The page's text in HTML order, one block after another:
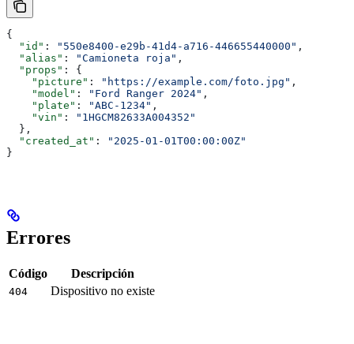
{
  "id"
: "550e8400-e29b-41d4-a716-446655440000" ,
  "alias"
: "Camioneta roja" ,
  "props"
: {
    "picture"
: "https://example.com/foto.jpg" ,
    "model"
: "Ford Ranger 2024" ,
    "plate"
: "ABC-1234" ,
    "vin"
:
"1HGCM82633A004352"
  },
  "created_at"
:
"2025-01-01T00:00:00Z"
}
Errores
Código Descripción
404 Dispositivo no existe